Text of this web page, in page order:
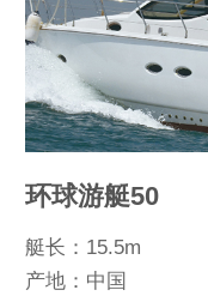
环球游艇50
艇长：15.5m
产地：中国